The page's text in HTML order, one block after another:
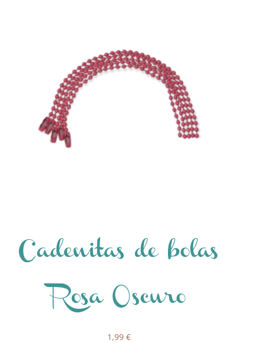
Cadenitas de bolas
Rosa Oscuro
1,99€